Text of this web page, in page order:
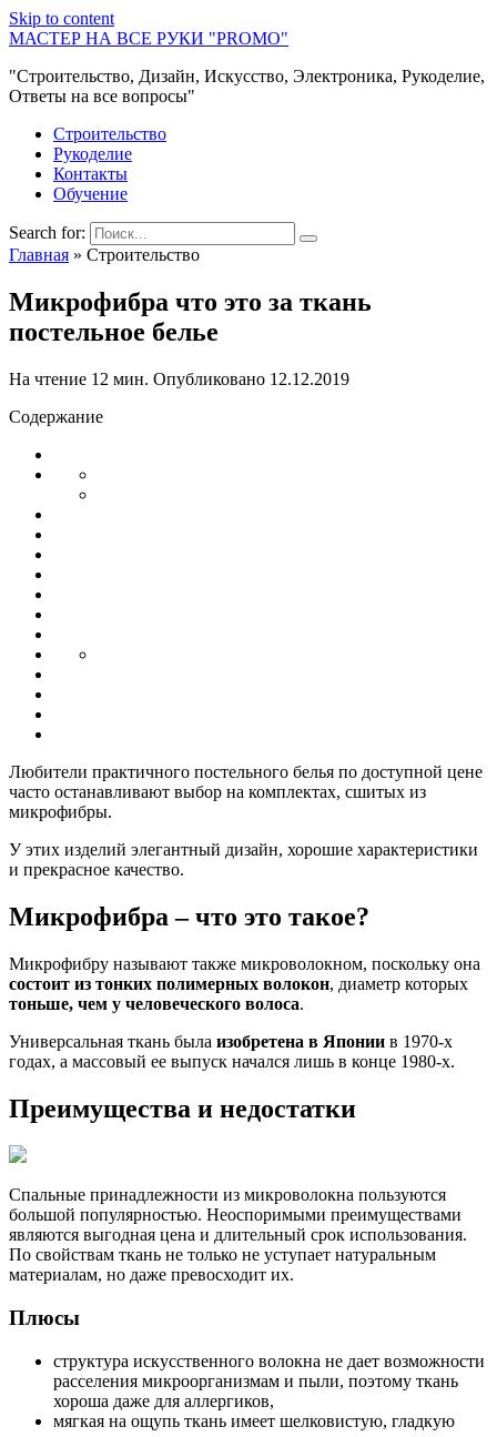
Skip to content
МАСТЕР НА ВСЕ РУКИ "PROMO"
"Строительство, Дизайн, Искусство, Электроника, Рукоделие,
Ответы на все вопросы"
Строительство
Рукоделие
Контакты
Обучение
Search for:
Главная » Строительство
Микрофибра что это за ткань
постельное белье
На чтение 12 мин. Опубликовано 12.12.2019
Содержание
Любители практичного постельного белья по доступной цене
часто останавливают выбор на комплектах, сшитых из
микрофибры.
У этих изделий элегантный дизайн, хорошие характеристики
и прекрасное качество.
Микрофибра – что это такое?
Микрофибру называют также микроволокном, поскольку она
состоит из тонких полимерных волокон, диаметр которых
тоньше, чем у человеческого волоса.
Универсальная ткань была изобретена в Японии в 1970-х
годах, а массовый ее выпуск начался лишь в конце 1980-х.
Преимущества и недостатки
Спальные принадлежности из микроволокна пользуются
большой популярностью. Неоспоримыми преимуществами
являются выгодная цена и длительный срок использования.
По свойствам ткань не только не уступает натуральным
материалам, но даже превосходит их.
Плюсы
структура искусственного волокна не дает возможности
расселения микроорганизмам и пыли, поэтому ткань
хороша даже для аллергиков,
мягкая на ощупь ткань имеет шелковистую, гладкую